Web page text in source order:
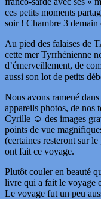
ces petits moments
soir ! Chambre 3
Au pied des falaises de
cette mer Tyrrhénienne
d’émerveillement, de
aussi son lot de petits
Nous avons ramené
appareils photos, de nos
Cyrille ☺️ des images
points de vue
(certaines resteront sur
ont fait ce voyage.
Plutôt couler en beauté
livre qui a fait le voyage
Le voyage fut un peu